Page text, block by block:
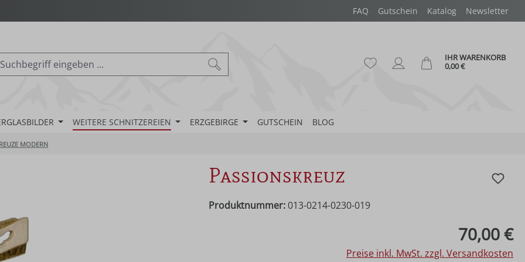
FAQ Gutschein Katalog Newsletter
Du hast 0 Produkte auf dem
IHR WARENKORB
0,00 €
WEITERE SCHNITZEREIEN ERZGEBIRGE GUTSCHEIN BLOG
MODERN
Passionskreuz
Produktnummer: 013-0214-0230-019
70,00 €
Preise inkl. MwSt. zzgl. Versandkosten